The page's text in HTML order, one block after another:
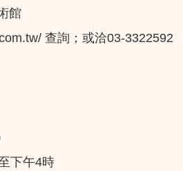
館
查詢；或洽03-3322592
下午4時